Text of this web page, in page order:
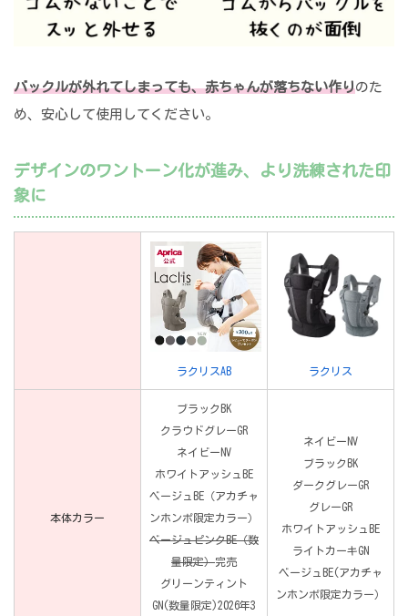
バックルが外れてしまっても、赤ちゃんが落ちない作りのた
め、安心して使用してください。
デザインのワントーン化が進み、より洗練された印
象に
ラクリスAB ラクリス
本体カラー
ブラックBK
クラウドグレーGR
ネイビーNV
ホワイトアッシュBE
ベージュBE（アカチャ
ンホンポ限定カラー）
ベージュピンクBE（数
量限定）完売
グリーンティント
GN(数量限定)2026年3
ネイビーNV
ブラックBK
ダークグレーGR
グレーGR
ホワイトアッシュBE
ライトカーキGN
ベージュBE(アカチャ
ンホンポ限定カラー）